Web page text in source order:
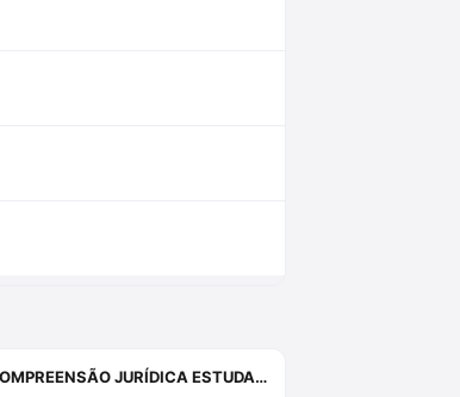
INQUIETAÇÕES, ANGÚSTIAS, SISTEMAS, PROVAS, DIREITO E O ERRO DA COMPREENSÃO JURÍDICA ESTUDANDO APENAS O DIREITO.